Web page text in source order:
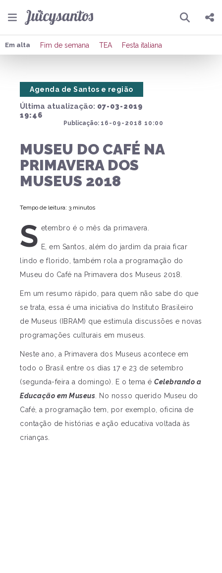
Pesquisar
Compartilhar
Em alta Fim de semana TEA Festa italiana
Última atualização: 07-03-2019
19:46
Publicação: 16-09-2018 10:00
Agenda de Santos e região
MUSEU DO CAFÉ NA
PRIMAVERA DOS
MUSEUS 2018
Tempo de leitura: 3 minutos
S etembro é o mês da primavera.
E, em Santos, além do jardim da praia ficar
lindo e florido, também rola a programação do
Museu do Café na Primavera dos Museus 2018.
Em um resumo rápido, para quem não sabe do que
se trata, essa é uma iniciativa do Instituto Brasileiro
de Museus (IBRAM) que estimula discussões e novas
programações culturais em museus.
Neste ano, a Primavera dos Museus acontece em
todo o Brasil entre os dias 17 e 23 de setembro
(segunda-feira a domingo). E o tema é Celebrando a
Educação em Museus . No nosso querido Museu do
Café, a programação tem, por exemplo, oficina de
contação de histórias e ação educativa voltada às
crianças.